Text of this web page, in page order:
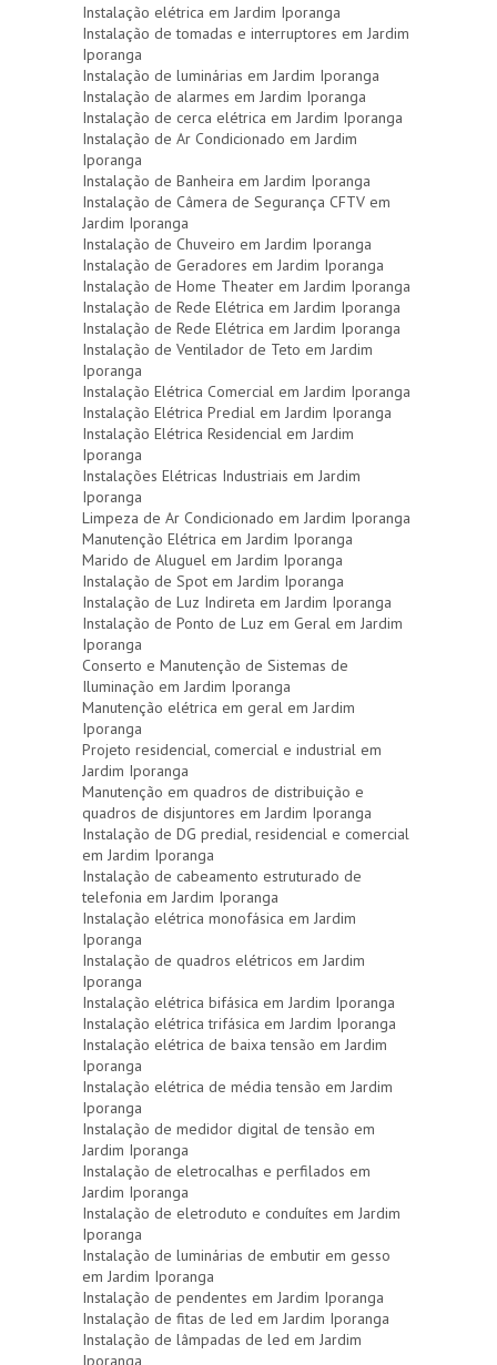
Instalação elétrica em Jardim Iporanga
Instalação de tomadas e interruptores em Jardim
Iporanga
Instalação de luminárias em Jardim Iporanga
Instalação de alarmes em Jardim Iporanga
Instalação de cerca elétrica em Jardim Iporanga
Instalação de Ar Condicionado em Jardim
Iporanga
Instalação de Banheira em Jardim Iporanga
Instalação de Câmera de Segurança CFTV em
Jardim Iporanga
Instalação de Chuveiro em Jardim Iporanga
Instalação de Geradores em Jardim Iporanga
Instalação de Home Theater em Jardim Iporanga
Instalação de Rede Elétrica em Jardim Iporanga
Instalação de Rede Elétrica em Jardim Iporanga
Instalação de Ventilador de Teto em Jardim
Iporanga
Instalação Elétrica Comercial em Jardim Iporanga
Instalação Elétrica Predial em Jardim Iporanga
Instalação Elétrica Residencial em Jardim
Iporanga
Instalações Elétricas Industriais em Jardim
Iporanga
Limpeza de Ar Condicionado em Jardim Iporanga
Manutenção Elétrica em Jardim Iporanga
Marido de Aluguel em Jardim Iporanga
Instalação de Spot em Jardim Iporanga
Instalação de Luz Indireta em Jardim Iporanga
Instalação de Ponto de Luz em Geral em Jardim
Iporanga
Conserto e Manutenção de Sistemas de
Iluminação em Jardim Iporanga
Manutenção elétrica em geral em Jardim
Iporanga
Projeto residencial, comercial e industrial em
Jardim Iporanga
Manutenção em quadros de distribuição e
quadros de disjuntores em Jardim Iporanga
Instalação de DG predial, residencial e comercial
em Jardim Iporanga
Instalação de cabeamento estruturado de
telefonia em Jardim Iporanga
Instalação elétrica monofásica em Jardim
Iporanga
Instalação de quadros elétricos em Jardim
Iporanga
Instalação elétrica bifásica em Jardim Iporanga
Instalação elétrica trifásica em Jardim Iporanga
Instalação elétrica de baixa tensão em Jardim
Iporanga
Instalação elétrica de média tensão em Jardim
Iporanga
Instalação de medidor digital de tensão em
Jardim Iporanga
Instalação de eletrocalhas e perfilados em
Jardim Iporanga
Instalação de eletroduto e conduítes em Jardim
Iporanga
Instalação de luminárias de embutir em gesso
em Jardim Iporanga
Instalação de pendentes em Jardim Iporanga
Instalação de fitas de led em Jardim Iporanga
Instalação de lâmpadas de led em Jardim
Iporanga